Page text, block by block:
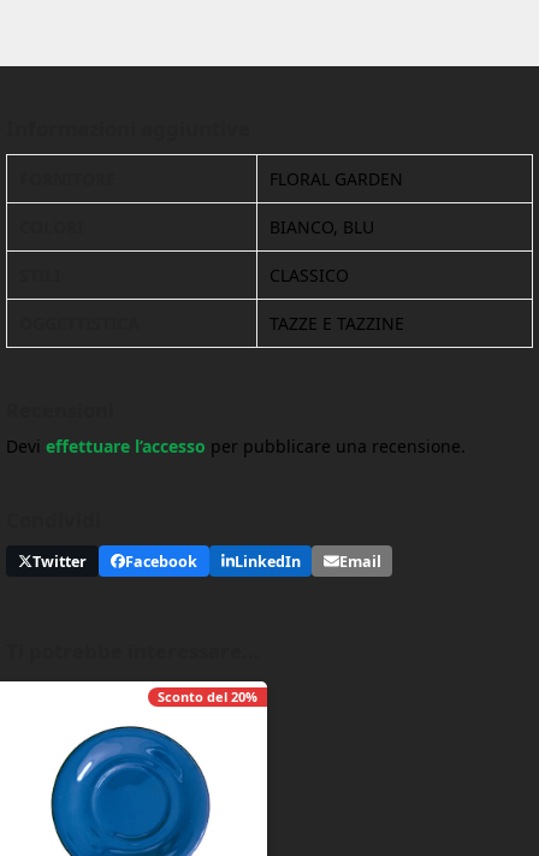
FLORAL GARDEN
BIANCO, BLU
CLASSICO
TAZZE E TAZZINE
Devi effettuare l’accesso per pubblicare una recensione.
Twitter Facebook LinkedIn Email
Sconto del 20%